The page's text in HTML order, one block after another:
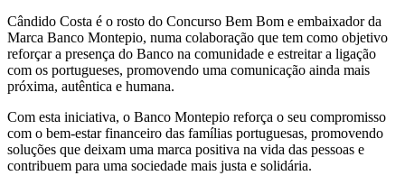
Cândido Costa é o rosto do Concurso Bem Bom e embaixador da
Marca Banco Montepio, numa colaboração que tem como objetivo
reforçar a presença do Banco na comunidade e estreitar a ligação
com os portugueses, promovendo uma comunicação ainda mais
próxima, autêntica e humana.
Com esta iniciativa, o Banco Montepio reforça o seu compromisso
com o bem-estar financeiro das famílias portuguesas, promovendo
soluções que deixam uma marca positiva na vida das pessoas e
contribuem para uma sociedade mais justa e solidária.